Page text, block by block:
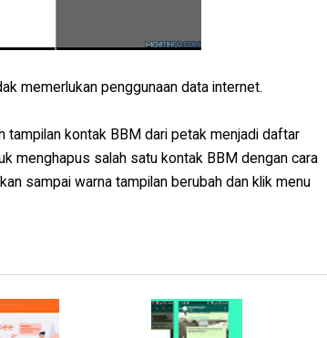
memerlukan penggunaan data internet.
tampilan kontak BBM dari petak menjadi daftar
menghapus salah satu kontak BBM dengan cara
sampai warna tampilan berubah dan klik menu